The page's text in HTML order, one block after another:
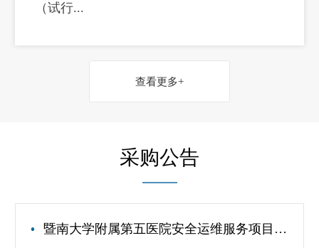
（试行...
查看更多+
采购公告
暨南大学附属第五医院安全运维服务项目（第二次）